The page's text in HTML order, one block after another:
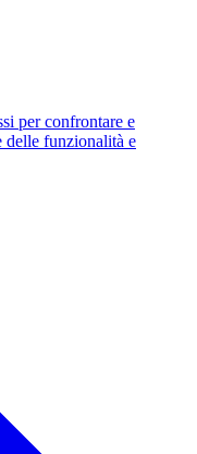
per confrontare e
delle funzionalità e